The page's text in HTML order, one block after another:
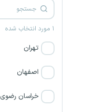
۱ مورد انتخاب شده
تهران
اصفهان
خراسان رضوی